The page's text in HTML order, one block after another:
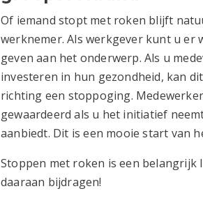
Of iemand stopt met roken blijft
werknemer. Als werkgever kunt u er
geven aan het onderwerp. Als u
investeren in hun gezondheid, kan
richting een stoppoging.
gewaardeerd als u het initiatief
aanbiedt. Dit is een mooie start van
Stoppen met roken is een belangrijk
daaraan bijdragen!